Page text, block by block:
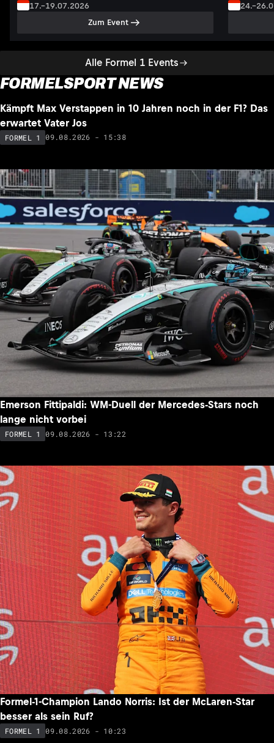
Alle Formel 1 Events
17.–19.07.2026
Zum Event
FORMELSPORT NEWS
NEU
Kämpft Max Verstappen in 10 Jahren noch in der F1? Das
erwartet Vater Jos
FORMEL 1 09.08.2026 - 15:38
Emerson Fittipaldi: WM-Duell der Mercedes-Stars noch
lange nicht vorbei
FORMEL 1 09.08.2026 - 13:22